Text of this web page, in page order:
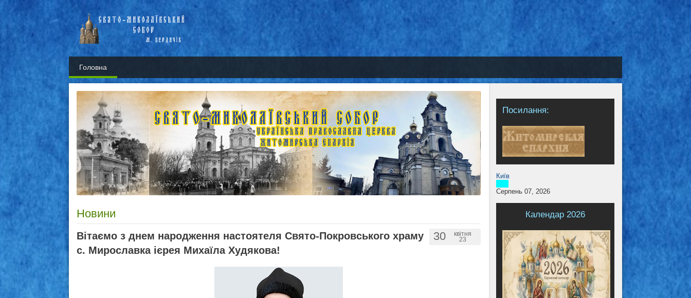
Головна
Посилання:
Київ
Серпень 07, 2026
Календар 2026
Новини
30
квітня
23
Вітаємо з днем народження настоятеля Свято-Покровського храму
с. Мирославка ієрея Михаїла Худякова!